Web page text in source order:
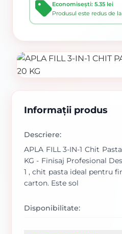
Economisești: 5.35 lei
Produsul este redus de la
Informații produs
Descriere:
APLA FILL 3-IN-1 Chit
KG - Finisaj Profesional
1 , chit pasta ideal pentru
carton. Este sol
Disponibilitate: